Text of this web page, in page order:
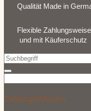
Qualität Made in
Flexible
und mit Käuferschutz
ZahlungsWEisen